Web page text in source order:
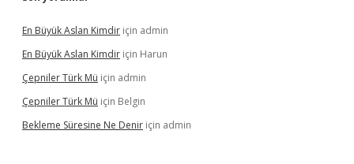
En Büyük Aslan Kimdir için admin
En Büyük Aslan Kimdir için Harun
Çepniler Türk Mü için admin
Çepniler Türk Mü için Belgin
Bekleme Süresine Ne Denir için admin